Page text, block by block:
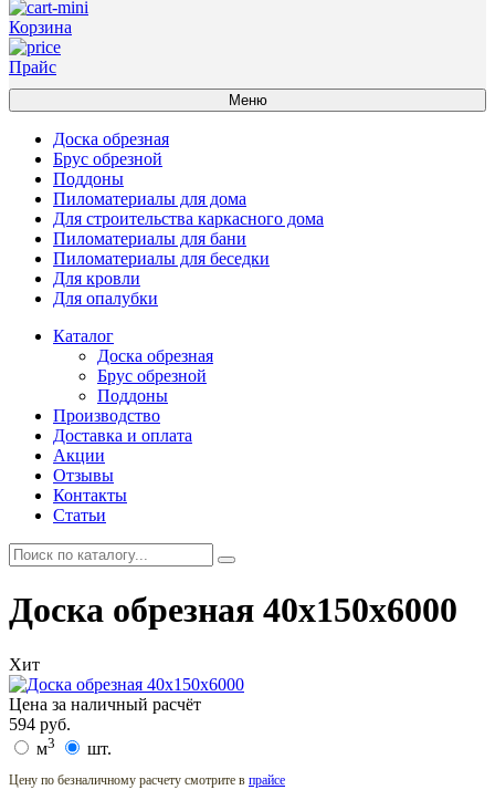
Корзина
Прайс
Меню
Доска обрезная
Брус обрезной
Поддоны
Пиломатериалы для дома
Для строительства каркасного дома
Пиломатериалы для бани
Пиломатериалы для беседки
Для кровли
Для опалубки
Каталог
Доска обрезная
Брус обрезной
Поддоны
Производство
Доставка и оплата
Акции
Отзывы
Контакты
Статьи
Доска обрезная 40х150х6000
Хит
Цена за наличный расчёт
594 руб.
м3 шт.
Цену по безналичному расчету смотрите в прайсе